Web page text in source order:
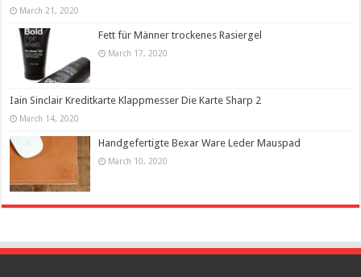
March 21, 2020
Fett für Männer trockenes Rasiergel
March 17, 2020
Iain Sinclair Kreditkarte Klappmesser Die Karte Sharp 2
March 14, 2020
Handgefertigte Bexar Ware Leder Mauspad
March 10, 2020